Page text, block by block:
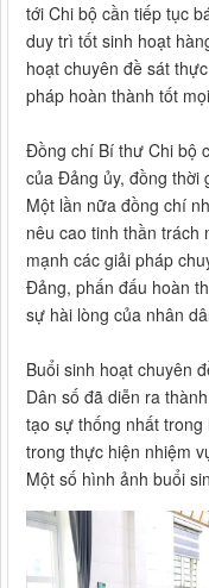
tới Chi bộ cần tiếp tục
duy trì tốt sinh hoạt
hoạt chuyên đề sát
pháp hoàn thành tốt
Đồng chí Bí thư Chi bộ
của Đảng ủy, đồng thời
Một lần nữa đồng chí
nêu cao tinh thần trách
mạnh các giải pháp
Đảng, phấn đấu hoàn
sự hài lòng của nhân
Buổi sinh hoạt chuyên
Dân số đã diễn ra
tạo sự thống nhất
trong thực hiện nhiệm
Một số hình ảnh buổi